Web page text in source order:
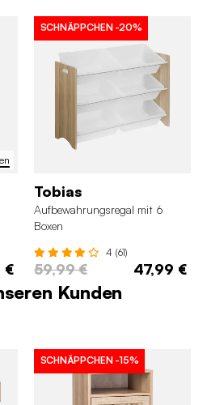
€
SCHNÄPPCHEN -20%
Tobias
Aufbewahrungsregal mit 6
Boxen
4 (61)
59,99 € 47,99 €
Kunden
SCHNÄPPCHEN -15%